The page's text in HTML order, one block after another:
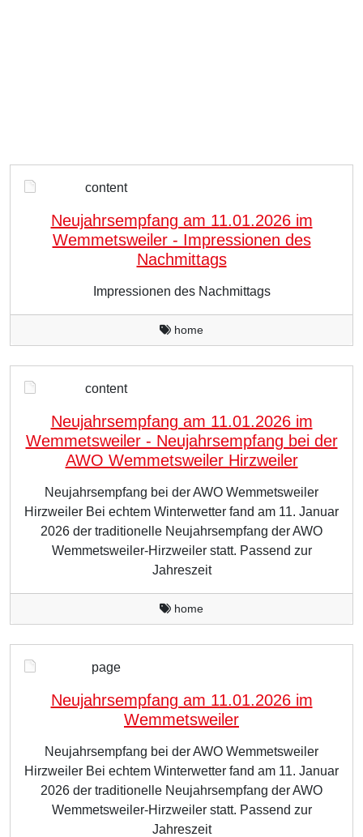
content
Neujahrsempfang am 11.01.2026 im
Wemmetsweiler - Impressionen des
Nachmittags
Impressionen des Nachmittags
home
content
Neujahrsempfang am 11.01.2026 im
Wemmetsweiler - Neujahrsempfang bei der
AWO Wemmetsweiler Hirzweiler
Neujahrsempfang bei der AWO Wemmetsweiler
Hirzweiler Bei echtem Winterwetter fand am 11. Januar
2026 der traditionelle Neujahrsempfang der AWO
Wemmetsweiler-Hirzweiler statt. Passend zur
Jahreszeit
home
page
Neujahrsempfang am 11.01.2026 im
Wemmetsweiler
Neujahrsempfang bei der AWO Wemmetsweiler
Hirzweiler Bei echtem Winterwetter fand am 11. Januar
2026 der traditionelle Neujahrsempfang der AWO
Wemmetsweiler-Hirzweiler statt. Passend zur
Jahreszeit